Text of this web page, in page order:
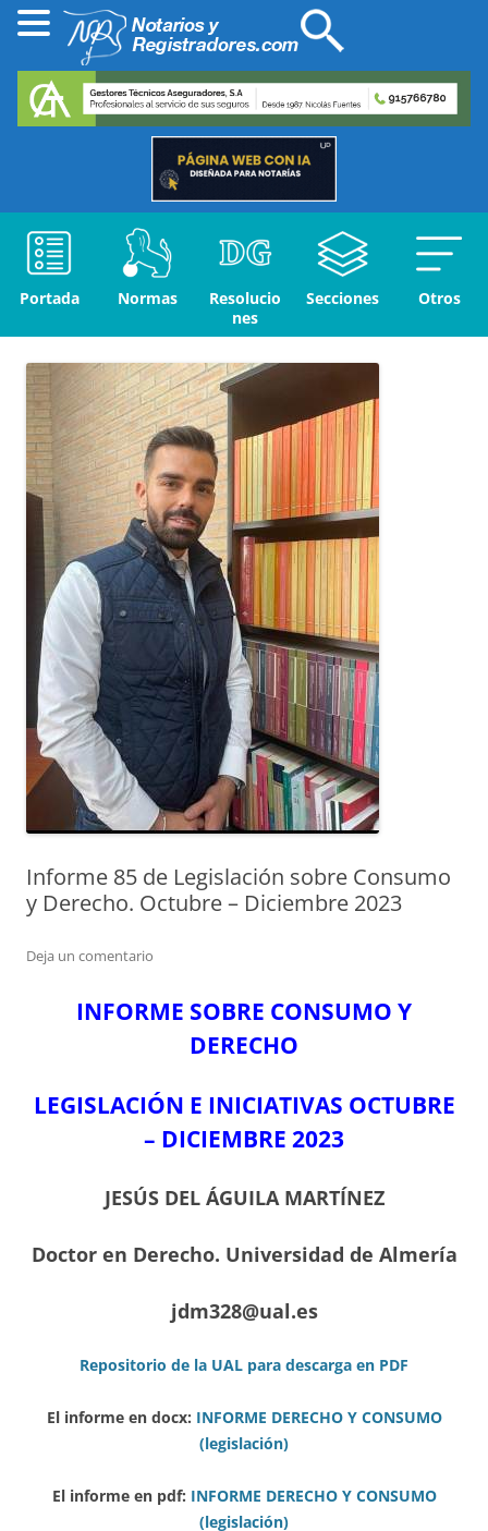
Portada Normas
Resolucio
nes
Secciones Otros
Informe 85 de Legislación sobre Consumo
y Derecho. Octubre – Diciembre 2023
Deja un comentario
INFORME SOBRE CONSUMO Y
DERECHO
LEGISLACIÓN E INICIATIVAS OCTUBRE
– DICIEMBRE 2023
JESÚS DEL ÁGUILA MARTÍNEZ
Doctor en Derecho. Universidad de Almería
jdm328@ual.es
Repositorio de la UAL para descarga en PDF
El informe en docx: INFORME DERECHO Y CONSUMO
(legislación)
El informe en pdf: INFORME DERECHO Y CONSUMO
(legislación)